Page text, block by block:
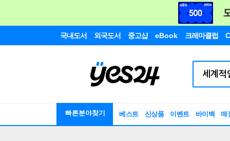
국내도서 외국도서 중고샵 eBook 크레마클럽
빠른분야찾기 베스트 신상품 이벤트 바이백 매